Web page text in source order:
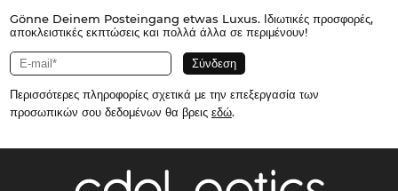
Gönne Deinem Posteingang etwas Luxus. Ιδιωτικές προσφορές,
αποκλειστικές εκπτώσεις και πολλά άλλα σε περιμένουν!
Περισσότερες πληροφορίες σχετικά με την επεξεργασία των
προσωπικών σου δεδομένων θα βρεις εδώ.